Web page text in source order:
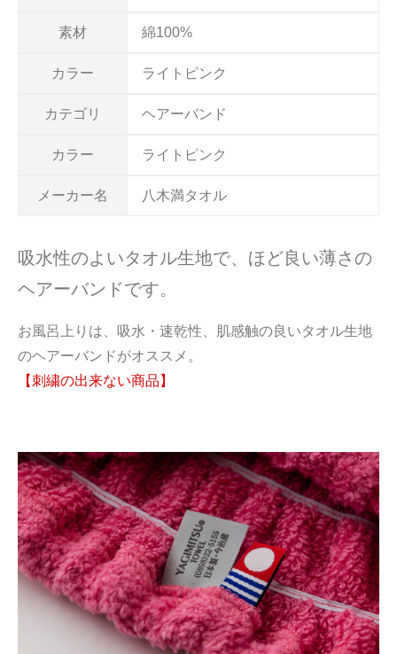
素材 綿100%
カラー ライトピンク
カテゴリ ヘアーバンド
カラー ライトピンク
メーカー名 八木満タオル
吸水性のよいタオル生地で、ほど良い薄さの
ヘアーバンドです。
お風呂上りは、吸水・速乾性、肌感触の良いタオル生地
のヘアーバンドがオススメ。
【刺繍の出来ない商品】